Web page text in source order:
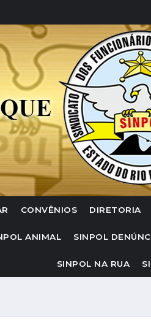
CONVÊNIOS DIRETORIA
ANIMAL SINPOL
SINPOL NA RUA